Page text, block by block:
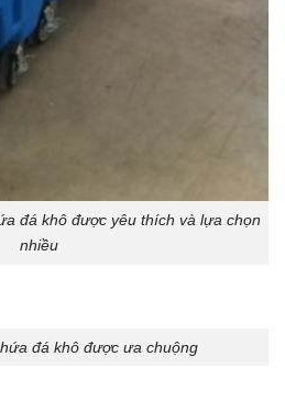
đá khô được yêu thích và lựa chọn
nhiều
đá khô được ưa chuộng